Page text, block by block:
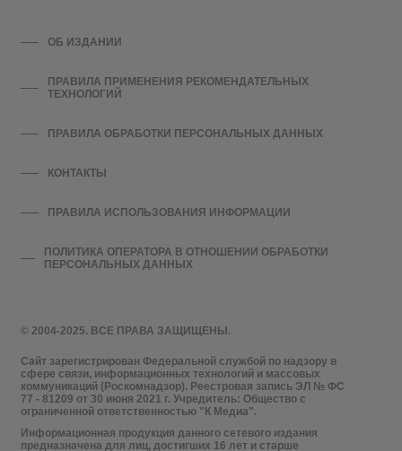
© 2004-2025. ВСЕ ПРАВА ЗАЩИЩЕНЫ.
Сайт зарегистрирован Федеральной службой по надзору в
сфере связи, информационных технологий и массовых
коммуникаций (Роскомнадзор). Реестровая запись ЭЛ № ФС
77 - 81209 от 30 июня 2021 г. Учредитель: Общество с
ограниченной ответственностью "К Медиа".
Информационная продукция данного сетевого издания
предназначена для лиц, достигших 16 лет и старше
ОБ ИЗДАНИИ
ПРАВИЛА ПРИМЕНЕНИЯ РЕКОМЕНДАТЕЛЬНЫХ
ТЕХНОЛОГИЙ
ПРАВИЛА ОБРАБОТКИ ПЕРСОНАЛЬНЫХ ДАННЫХ
КОНТАКТЫ
ПРАВИЛА ИСПОЛЬЗОВАНИЯ ИНФОРМАЦИИ
ПОЛИТИКА ОПЕРАТОРА В ОТНОШЕНИИ ОБРАБОТКИ
ПЕРСОНАЛЬНЫХ ДАННЫХ